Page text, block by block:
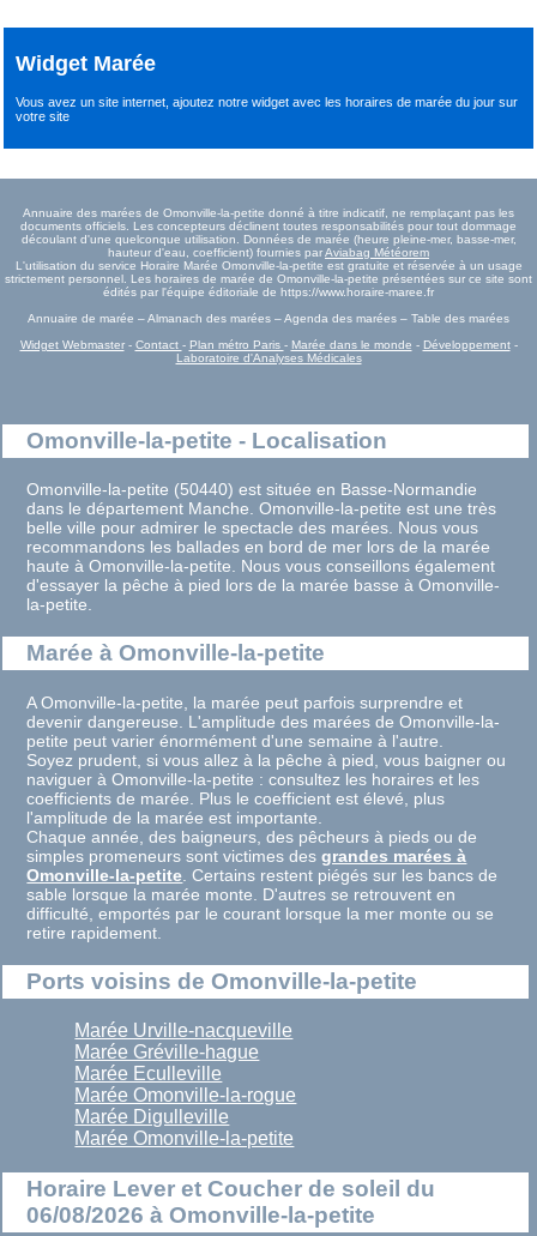
Widget Marée
Vous avez un site internet,ajoutez notre widget avec les horaires de marée du joursur
votre site
Annuaire des marées de Omonville-la-petite donné à titre indicatif, ne remplaçant pas les
documents officiels. Les concepteurs déclinent toutes responsabilités pour tout dommage
découlant d'une quelconque utilisation. Données de marée (heure pleine-mer, basse-mer,
hauteur d'eau, coefficient) fournies parAviabag Météorem
L'utilisation du service Horaire Marée Omonville-la-petite est gratuite et réservée à un usage
strictement personnel. Les horaires de marée de Omonville-la-petite présentées sur ce site sont
édités par l'équipe éditoriale de https://www.horaire-maree.fr
Annuaire de marée – Almanach des marées – Agenda des marées – Table des marées
Widget Webmaster- Contact - Plan métro Paris - Marée dans le monde - Développement-
Laboratoire d'Analyses Médicales
Omonville-la-petite - Localisation
Omonville-la-petite (50440) est située en Basse-Normandie
dans le département Manche. Omonville-la-petite est une très
belle ville pour admirer le spectacle des marées. Nous vous
recommandons les ballades en bord de mer lors de la marée
haute à Omonville-la-petite. Nous vous conseillons également
d'essayer la pêche à pied lors de la marée basse à Omonville-
la-petite.
Marée à Omonville-la-petite
A Omonville-la-petite, la marée peut parfois surprendre et
devenir dangereuse. L'amplitude des marées de Omonville-la-
petite peut varier énormément d'une semaine à l'autre.
Soyez prudent, si vous allez à la pêche à pied, vous baigner ou
naviguer à Omonville-la-petite : consultez les horaires et les
coefficients de marée. Plus le coefficient est élevé, plus
l'amplitude de la marée est importante.
Chaque année, des baigneurs, des pêcheurs à pieds ou de
simples promeneurs sont victimes desgrandes marées à
Omonville-la-petite . Certains restent piégés sur les bancs de
sable lorsque la marée monte. D'autres se retrouvent en
difficulté, emportés par le courant lorsque la mer monte ou se
retire rapidement.
Ports voisins de Omonville-la-petite
Marée Urville-nacqueville
Marée Gréville-hague
Marée Eculleville
Marée Omonville-la-rogue
Marée Digulleville
Marée Omonville-la-petite
Horaire Lever et Coucher de soleil du
06/08/2026 à Omonville-la-petite